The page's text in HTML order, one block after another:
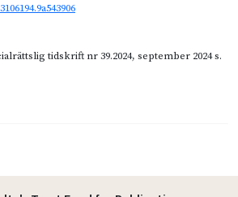
tidskrift nr 39.2024, september 2024s.